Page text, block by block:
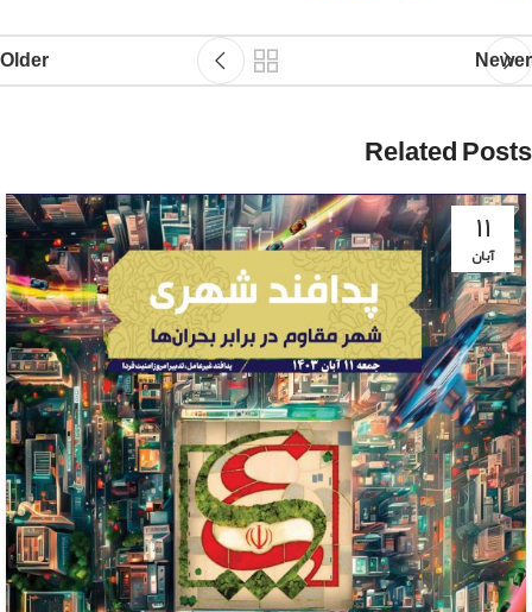
Newer
Older
Related Posts
۱۱
آبان